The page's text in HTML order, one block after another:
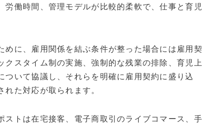
働時間、管理モデルが比較的柔軟で、仕事と育児
に、雇用関係を結ぶ条件が整った場合には雇用契
スタイム制の実施、強制的な残業の排除、育児上
いて協議し、それらを明確に雇用契約に盛り込
た対応が取られます。
トは在宅接客、電子商取引のライブコマース、手